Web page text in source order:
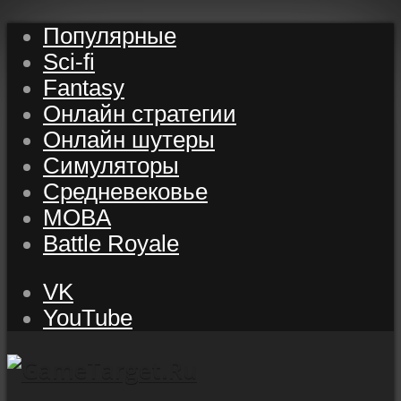
Популярные
Sci-fi
Fantasy
Онлайн стратегии
Онлайн шутеры
Симуляторы
Средневековье
MOBA
Battle Royale
VK
YouTube